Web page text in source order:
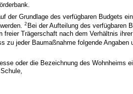
der Grundlage des verfügbaren Budgets
2 Bei der Aufteilung des verfügbaren
Trägerschaft nach dem Verhältnis ihrer
zu jeder Baumaßnahme folgende Angaben
oder die Bezeichnung des Wohnheims